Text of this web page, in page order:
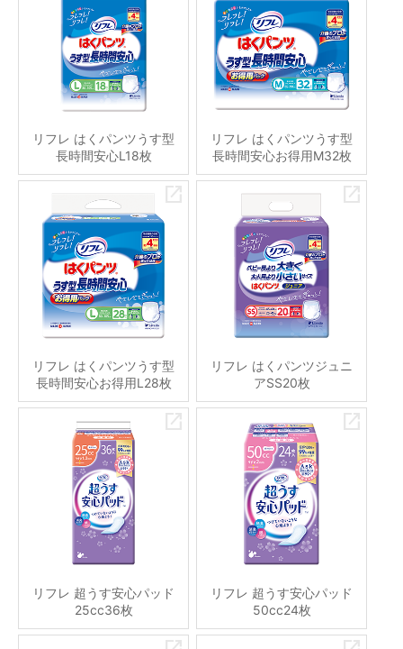
リフレ はくパンツうす型
長時間安心L18枚
リフレ はくパンツうす型
長時間安心お得用M32枚
リフレ はくパンツうす型
長時間安心お得用L28枚
リフレ はくパンツジュニ
アSS20枚
リフレ 超うす安心パッド
25cc36枚
リフレ 超うす安心パッド
50cc24枚